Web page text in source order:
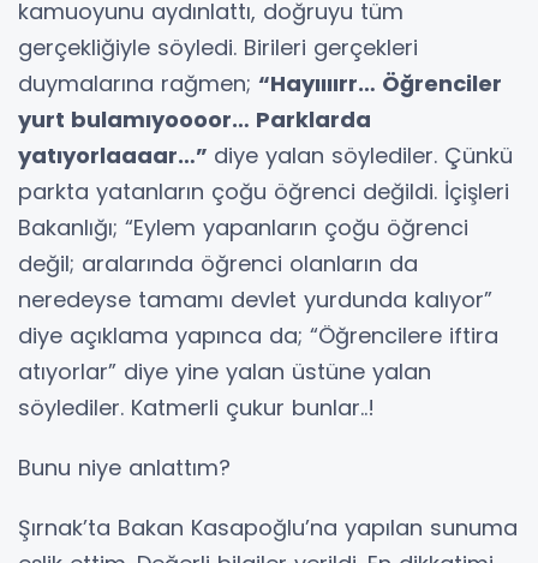
kamuoyunu aydınlattı, doğruyu tüm
gerçekliğiyle söyledi. Birileri gerçekleri
duymalarına rağmen; “Hayıııırr… Öğrenciler
yurt bulamıyoooor… Parklarda
yatıyorlaaaar…” diye yalan söylediler. Çünkü
parkta yatanların çoğu öğrenci değildi. İçişleri
Bakanlığı; “Eylem yapanların çoğu öğrenci
değil; aralarında öğrenci olanların da
neredeyse tamamı devlet yurdunda kalıyor”
diye açıklama yapınca da; “Öğrencilere iftira
atıyorlar” diye yine yalan üstüne yalan
söylediler. Katmerli çukur bunlar..!
Bunu niye anlattım?
Şırnak’ta Bakan Kasapoğlu’na yapılan sunuma